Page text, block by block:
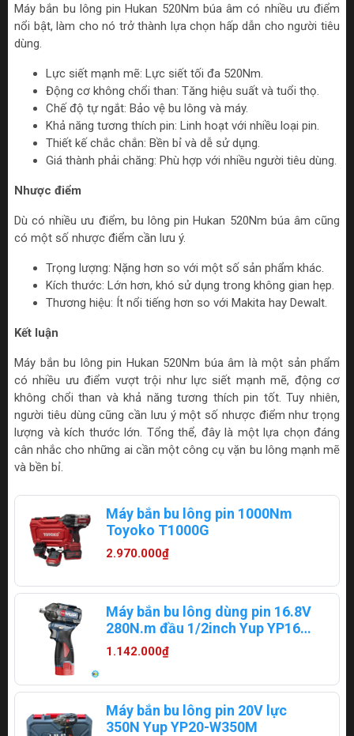
Máy bắn bu lông pin Hukan 520Nm búa âm có nhiều ưu điểm
nổi bật, làm cho nó trở thành lựa chọn hấp dẫn cho người tiêu
dùng.
Lực siết mạnh mẽ: Lực siết tối đa 520Nm.
Động cơ không chổi than: Tăng hiệu suất và tuổi thọ.
Chế độ tự ngắt: Bảo vệ bu lông và máy.
Khả năng tương thích pin: Linh hoạt với nhiều loại pin.
Thiết kế chắc chắn: Bền bỉ và dễ sử dụng.
Giá thành phải chăng: Phù hợp với nhiều người tiêu dùng.
Nhược điểm
Dù có nhiều ưu điểm, bu lông pin Hukan 520Nm búa âm cũng
có một số nhược điểm cần lưu ý.
Trọng lượng: Nặng hơn so với một số sản phẩm khác.
Kích thước: Lớn hơn, khó sử dụng trong không gian hẹp.
Thương hiệu: Ít nổi tiếng hơn so với Makita hay Dewalt.
Kết luận
Máy bắn bu lông pin Hukan 520Nm búa âm là một sản phẩm
có nhiều ưu điểm vượt trội như lực siết mạnh mẽ, động cơ
không chổi than và khả năng tương thích pin tốt. Tuy nhiên,
người tiêu dùng cũng cần lưu ý một số nhược điểm như trọng
lượng và kích thước lớn. Tổng thể, đây là một lựa chọn đáng
cân nhắc cho những ai cần một công cụ vặn bu lông mạnh mẽ
và bền bỉ.
Máy bắn bu lông pin 1000Nm
Toyoko T1000G
2.970.000₫
Máy bắn bu lông dùng pin 16.8V
280N.m đầu 1/2inch Yup YP16-
W280A
1.142.000₫
Máy bắn bu lông pin 20V lực
350N Yup YP20-W350M